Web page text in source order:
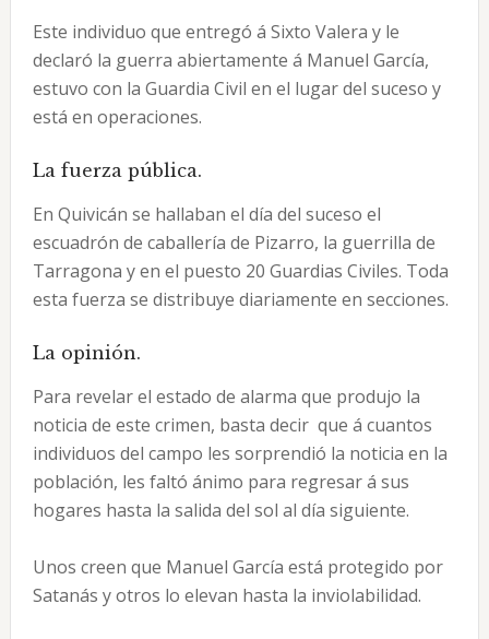
Este individuo que entregó á Sixto Valera y le
declaró la guerra abiertamente á Manuel García,
estuvo con la Guardia Civil en el lugar del suceso y
está en operaciones.
La fuerza pública.
En Quivicán se hallaban el día del suceso el
escuadrón de caballería de Pizarro, la guerrilla de
Tarragona y en el puesto 20 Guardias Civiles. Toda
esta fuerza se distribuye diariamente en secciones.
La opinión.
Para revelar el estado de alarma que produjo la
noticia de este crimen, basta decir que á cuantos
individuos del campo les sorprendió la noticia en la
población, les faltó ánimo para regresar á sus
hogares hasta la salida del sol al día siguiente.
Unos creen que Manuel García está protegido por
Satanás y otros lo elevan hasta la inviolabilidad.